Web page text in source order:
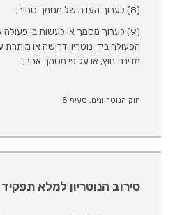
(8) לערוך העדה של מסמך סחיר;
(9) לערוך מסמך או לעשות בו
הפעולה בידי נוטריון דרושה או מותרת
מדינת חוץ, או על פי מסמך אחר;'
חוק הנוטריונים, סעיף 8
סירוב הנוטריון למלא תפקיד